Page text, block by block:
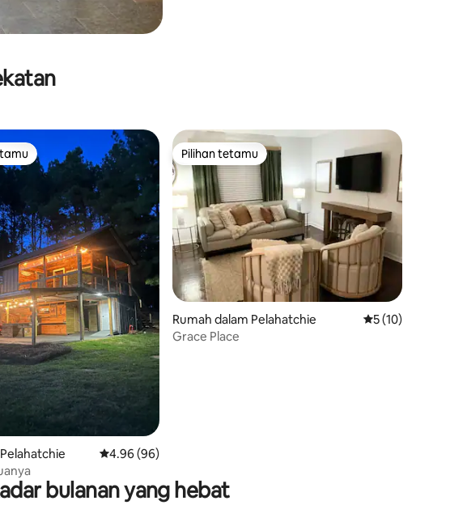
5, 142 ulasan
tetamu
Penarafan purata 4.96 daripada 5, 96 ulasan
4.96 (96)
Pilihan tetamu
Pilihan tetamu
Rumah dalam Pelahatchie Penarafan purata
5 (10)
Grace Place
bulanan yang hebat